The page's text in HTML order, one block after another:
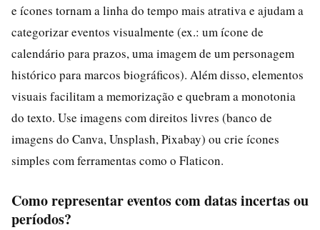
e ícones tornam a linha do tempo mais atrativa e ajudam a
categorizar eventos visualmente (ex.: um ícone de
calendário para prazos, uma imagem de um personagem
histórico para marcos biográficos). Além disso, elementos
visuais facilitam a memorização e quebram a monotonia
do texto. Use imagens com direitos livres (banco de
imagens do Canva, Unsplash, Pixabay) ou crie ícones
simples com ferramentas como o Flaticon.
Como representar eventos com datas incertas ou
períodos?